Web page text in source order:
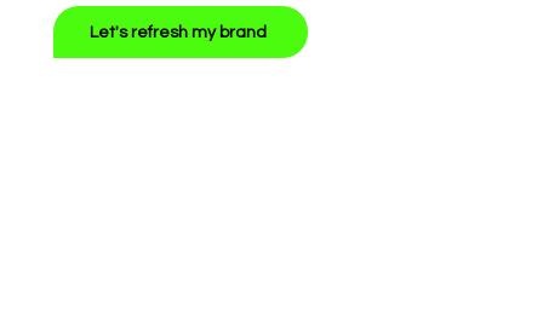
Let's refresh my brand